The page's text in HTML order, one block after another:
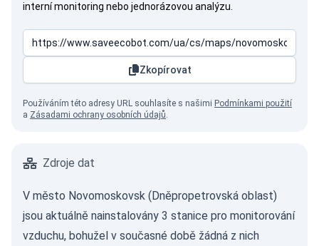
interní monitoring nebo jednorázovou analýzu.
Zkopírovat
Používáním této adresy URL souhlasíte s našimi Podmínkami použití
a Zásadami ochrany osobních údajů.
Zdroje dat
V město Novomoskovsk (Dněpropetrovská oblast)
jsou aktuálně nainstalovány 3 stanice pro monitorování
vzduchu, bohužel v současné době žádná z nich